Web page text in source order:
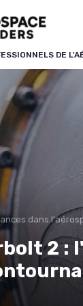
DE
dans
2 :